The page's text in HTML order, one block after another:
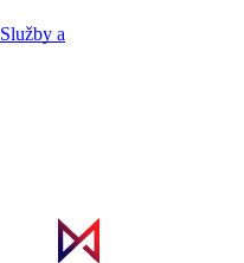
Služby a